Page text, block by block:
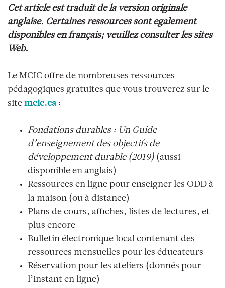
Cet article est traduit de la version originale
anglaise. Certaines ressources sont également
disponibles en français; veuillez consulter les sites
Web.
Le MCIC offre de nombreuses ressources
pédagogiques gratuites que vous trouverez sur le
site mcic.ca :
Fondations durables : Un Guide
d’enseignement des objectifs de
développement durable (2019) (aussi
disponible en anglais)
Ressources en ligne pour enseigner les ODD à
la maison (ou à distance)
Plans de cours, affiches, listes de lectures, et
plus encore
Bulletin électronique local contenant des
ressources mensuelles pour les éducateurs
Réservation pour les ateliers (donnés pour
l’instant en ligne)